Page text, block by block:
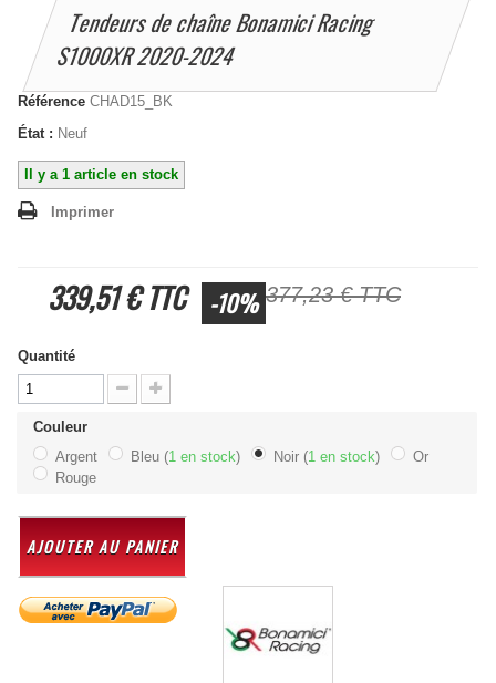
Tendeurs de chaîne Bonamici Racing
S1000XR 2020-2024
Référence CHAD15_BK
État : Neuf
Il y a 1 article en stock
Imprimer
339,51 €TTC -10% 377,23 €TTC
Quantité
Argent
Bleu (1 en stock) Noir (1 en stock)
Or
Rouge
AJOUTER AU PANIER